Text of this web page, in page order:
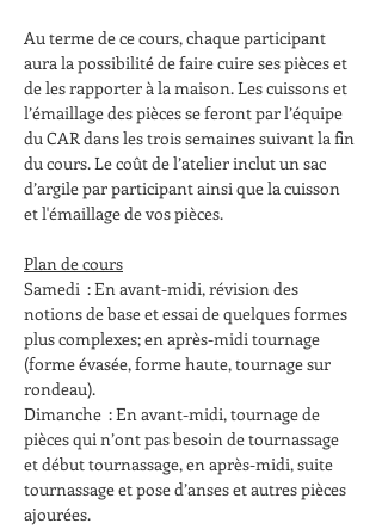
Au terme de ce cours, chaque participant
aura la possibilité de faire cuire ses pièces et
de les rapporter à la maison. Les cuissons et
l’émaillage des pièces se feront par l’équipe
du CAR dans les trois semaines suivant la fin
du cours. Le coût de l’atelier inclut un sac
d’argile par participant ainsi que la cuisson
et l'émaillage de vos pièces.
Plan de cours
Samedi  : En avant-midi, révision des
notions de base et essai de quelques formes
plus complexes; en après-midi tournage
(forme évasée, forme haute, tournage sur
rondeau).
Dimanche  : En avant-midi, tournage de
pièces qui n’ont pas besoin de tournassage
et début tournassage, en après-midi, suite
tournassage et pose d’anses et autres pièces
ajourées.